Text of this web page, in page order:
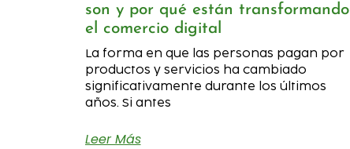
son y por qué están transformando
el comercio digital
La forma en que las personas pagan por
productos y servicios ha cambiado
significativamente durante los últimos
años. Si antes
Leer Más